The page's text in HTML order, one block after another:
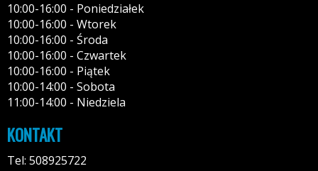
10:00-16:00 - Poniedziałek
10:00-16:00 - Wtorek
10:00-16:00 - Środa
10:00-16:00 - Czwartek
10:00-16:00 - Piątek
10:00-14:00 - Sobota
11:00-14:00 - Niedziela
KONTAKT
Tel: 508925722